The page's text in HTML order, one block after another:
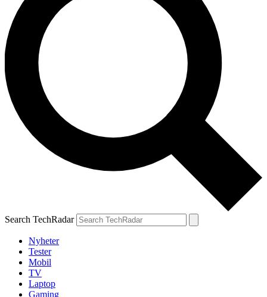
Search TechRadar
Nyheter
Tester
Mobil
TV
Laptop
Gaming